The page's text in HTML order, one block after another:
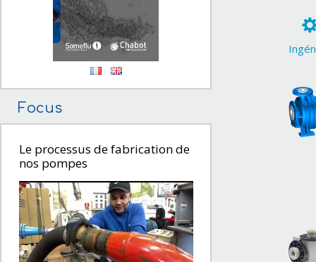
Focus
Le processus de fabrication de
nos pompes